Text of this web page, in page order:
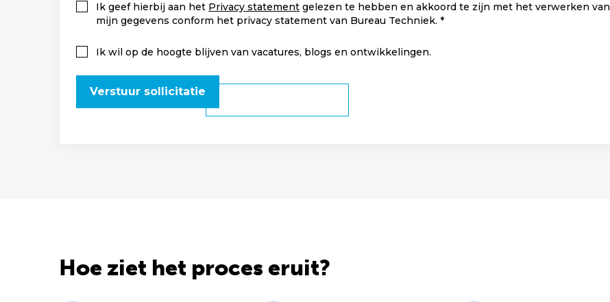
Ik geef hierbij aan het Privacy statement gelezen te hebben en akkoord te zijn met het verwerken van
mijn gegevens conform het privacy statement van Bureau Techniek.
Ik wil op de hoogte blijven van vacatures, blogs en ontwikkelingen.
Verstuur sollicitatie
Hoe ziet het proces eruit?